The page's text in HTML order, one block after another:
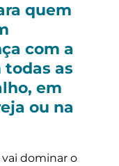
quem
com a
todas as
em
ou na
dominar o